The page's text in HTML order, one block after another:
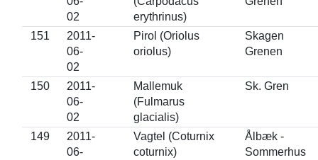
02
erythrinus)
151
2011-
06-
02
Pirol (Oriolus
oriolus)
Skagen
Grenen
150
2011-
06-
02
Mallemuk
(Fulmarus
glacialis)
Sk. Gren
149
2011-
06-
Vagtel (Coturnix
coturnix)
Ålbæk -
Sommerhus